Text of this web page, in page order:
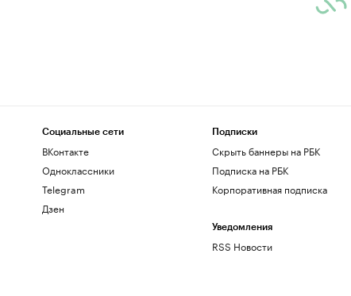
Социальные сети
ВКонтакте
Одноклассники
Telegram
Дзен
Подписки
Скрыть баннеры на РБК
Подписка на РБК
Корпоративная подписка
Уведомления
RSS Новости